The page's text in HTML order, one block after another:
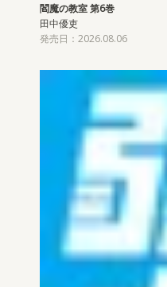
閻魔の教室 第6巻
田中優吏
発売日：2026.08.06